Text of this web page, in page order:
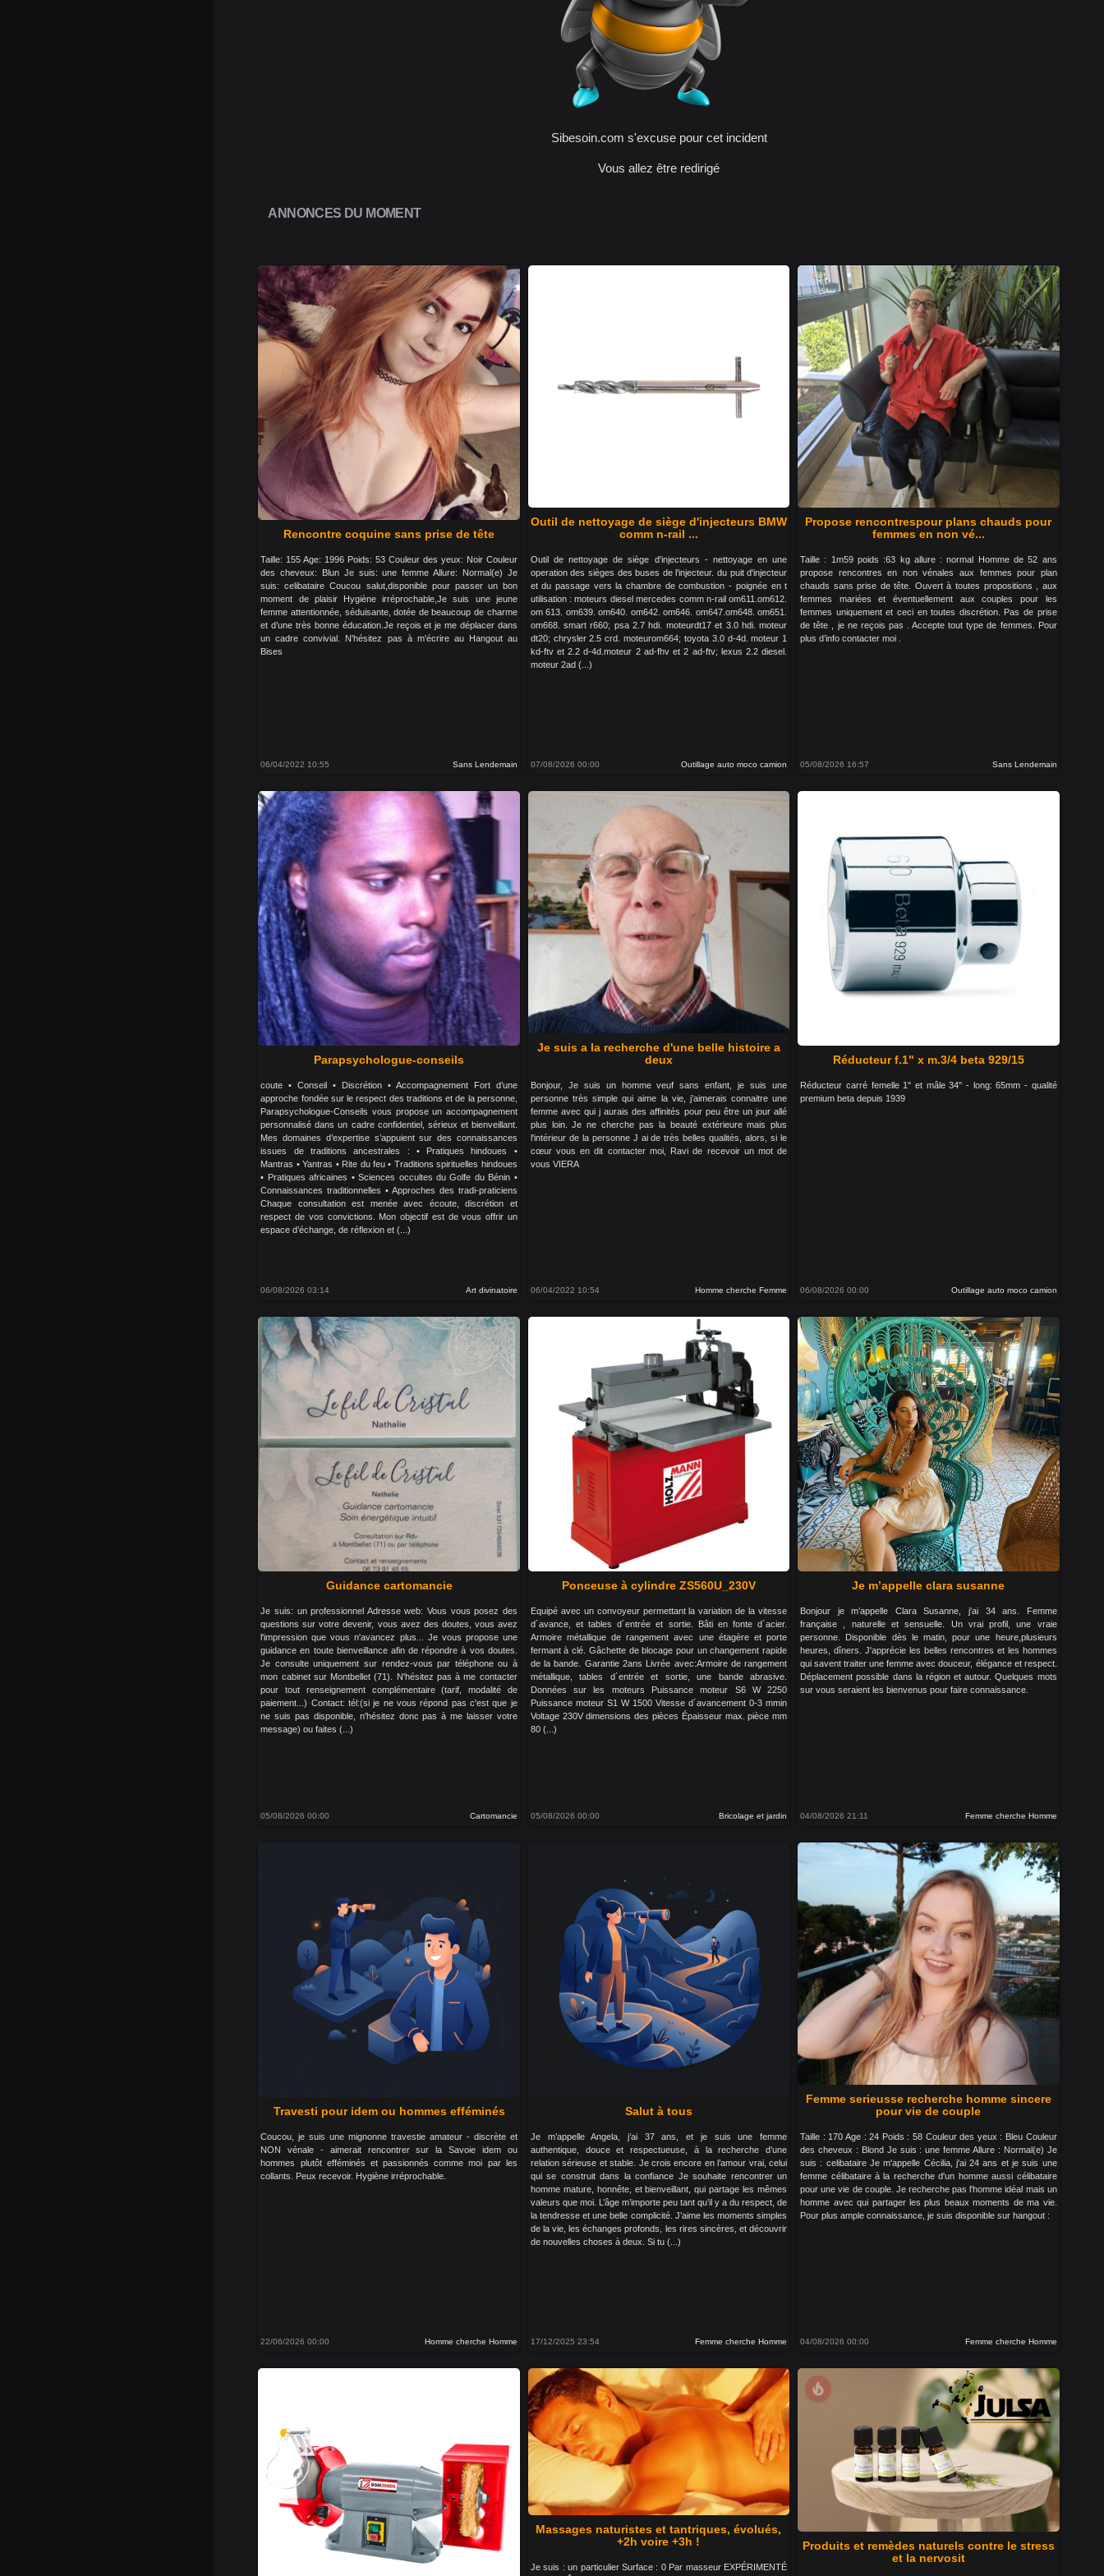
Sibesoin.com s'excuse pour cet incident
Vous allez être redirigé
ANNONCES DU MOMENT
Rencontre coquine sans prise de tête
Taille: 155 Age: 1996 Poids: 53 Couleur des yeux: Noir Couleur
des cheveux: Blun Je suis: une femme Allure: Normal(e) Je
suis: celibataire Coucou salut,disponible pour passer un bon
moment de plaisir Hygiène irréprochable,Je suis une jeune
femme attentionnée, séduisante, dotée de beaucoup de charme
et d’une très bonne éducation.Je reçois et je me déplacer dans
un cadre convivial. N'hésitez pas à m'écrire au Hangout au
Bises
06/04/2022 10:55 Sans Lendemain
Outil de nettoyage de siège d'injecteurs BMW
comm n-rail ...
Outil de nettoyage de siège d'injecteurs - nettoyage en une
operation des sièges des buses de l'injecteur. du puit d'injecteur
et du passage vers la chambre de combustion - poignée en t
utilisation : moteurs diesel mercedes comm n-rail om611.om612.
om 613. om639. om640. om642. om646. om647.om648. om651.
om668. smart r660; psa 2.7 hdi. moteurdt17 et 3.0 hdi. moteur
dt20; chrysler 2.5 crd. moteurom664; toyota 3.0 d-4d. moteur 1
kd-ftv et 2.2 d-4d.moteur 2 ad-fhv et 2 ad-ftv; lexus 2.2 diesel.
moteur 2ad (...)
07/08/2026 00:00 Outillage auto moco camion
Propose rencontrespour plans chauds pour
femmes en non vé...
Taille : 1m59 poids :63 kg allure : normal Homme de 52 ans
propose rencontres en non vénales aux femmes pour plan
chauds sans prise de tête. Ouvert à toutes propositions , aux
femmes mariées et éventuellement aux couples pour les
femmes uniquement et ceci en toutes discrétion. Pas de prise
de tête , je ne reçois pas . Accepte tout type de femmes. Pour
plus d’info contacter moi .
05/08/2026 16:57 Sans Lendemain
Parapsychologue-conseils
coute • Conseil • Discrétion • Accompagnement Fort d’une
approche fondée sur le respect des traditions et de la personne,
Parapsychologue-Conseils vous propose un accompagnement
personnalisé dans un cadre confidentiel, sérieux et bienveillant.
Mes domaines d’expertise s’appuient sur des connaissances
issues de traditions ancestrales : • Pratiques hindoues •
Mantras • Yantras • Rite du feu • Traditions spirituelles hindoues
• Pratiques africaines • Sciences occultes du Golfe du Bénin •
Connaissances traditionnelles • Approches des tradi-praticiens
Chaque consultation est menée avec écoute, discrétion et
respect de vos convictions. Mon objectif est de vous offrir un
espace d’échange, de réflexion et (...)
06/08/2026 03:14 Art divinatoire
Je suis a la recherche d'une belle histoire a
deux
Bonjour, Je suis un homme veuf sans enfant, je suis une
personne très simple qui aime la vie, j’aimerais connaitre une
femme avec qui j aurais des affinités pour peu être un jour allé
plus loin. Je ne cherche pas la beauté extérieure mais plus
l'intérieur de la personne J ai de très belles qualités, alors, si le
cœur vous en dit contacter moi, Ravi de recevoir un mot de
vous VIERA
06/04/2022 10:54 Homme cherche Femme
Réducteur f.1" x m.3/4 beta 929/15
Réducteur carré femelle 1" et mâle 34'' - long: 65mm - qualité
premium beta depuis 1939
06/08/2026 00:00 Outillage auto moco camion
Guidance cartomancie
Je suis: un professionnel Adresse web: Vous vous posez des
questions sur votre devenir, vous avez des doutes, vous avez
l'impression que vous n'avancez plus... Je vous propose une
guidance en toute bienveillance afin de répondre à vos doutes.
Je consulte uniquement sur rendez-vous par téléphone ou à
mon cabinet sur Montbellet (71). N'hésitez pas à me contacter
pour tout renseignement complémentaire (tarif, modalité de
paiement...) Contact: tél:(si je ne vous répond pas c'est que je
ne suis pas disponible, n'hésitez donc pas à me laisser votre
message) ou faites (...)
05/08/2026 00:00 Cartomancie
Ponceuse à cylindre ZS560U_230V
Equipé avec un convoyeur permettant la variation de la vitesse
d´avance, et tables d´entrée et sortie. Bâti en fonte d´acier.
Armoire métallique de rangement avec une étagère et porte
fermant à clé. Gâchette de blocage pour un changement rapide
de la bande. Garantie 2ans Livrée avec:Armoire de rangement
métallique, tables d´entrée et sortie, une bande abrasive.
Données sur les moteurs Puissance moteur S6 W 2250
Puissance moteur S1 W 1500 Vitesse d´avancement 0-3 mmin
Voltage 230V dimensions des pièces Épaisseur max. pièce mm
80 (...)
05/08/2026 00:00 Bricolage et jardin
Je m’appelle clara susanne
Bonjour je m’appelle Clara Susanne, j'ai 34 ans. Femme
française , naturelle et sensuelle. Un vrai profil, une vraie
personne. Disponible dès le matin, pour une heure,plusieurs
heures, dîners. J'apprécie les belles rencontres et les hommes
qui savent traiter une femme avec douceur, élégance et respect.
Déplacement possible dans la région et autour. Quelques mots
sur vous seraient les bienvenus pour faire connaissance.
04/08/2026 21:11 Femme cherche Homme
Travesti pour idem ou hommes efféminés
Coucou, je suis une mignonne travestie amateur - discrète et
NON vénale - aimerait rencontrer sur la Savoie idem ou
hommes plutôt efféminés et passionnés comme moi par les
collants. Peux recevoir. Hygiène irréprochable.
22/06/2026 00:00 Homme cherche Homme
Salut à tous
Je m’appelle Angela, j’ai 37 ans, et je suis une femme
authentique, douce et respectueuse, à la recherche d’une
relation sérieuse et stable. Je crois encore en l’amour vrai, celui
qui se construit dans la confiance Je souhaite rencontrer un
homme mature, honnête, et bienveillant, qui partage les mêmes
valeurs que moi. L’âge m’importe peu tant qu’il y a du respect, de
la tendresse et une belle complicité. J’aime les moments simples
de la vie, les échanges profonds, les rires sincères, et découvrir
de nouvelles choses à deux. Si tu (...)
17/12/2025 23:54 Femme cherche Homme
Femme serieusse recherche homme sincere
pour vie de couple
Taille : 170 Age : 24 Poids : 58 Couleur des yeux : Bleu Couleur
des cheveux : Blond Je suis : une femme Allure : Normal(e) Je
suis : celibataire Je m'appelle Cécilia, j'ai 24 ans et je suis une
femme célibataire à la recherche d'un homme aussi célibataire
pour une vie de couple. Je recherche pas l'homme idéal mais un
homme avec qui partager les plus beaux moments de ma vie.
Pour plus ample connaissance, je suis disponible sur hangout :
04/08/2026 00:00 Femme cherche Homme
Massages naturistes et tantriques, évolués,
+2h voire +3h !
Je suis : un particulier Surface : 0 Par masseur EXPÉRIMENTÉ
local_fire_department
Produits et remèdes naturels contre le stress
et la nervosit